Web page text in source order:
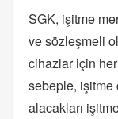
SGK, işitme
ve sözleşmeli
cihazlar için
sebeple, işitme
alacakları